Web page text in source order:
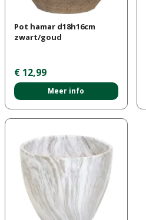
Pot hamar d18h16cm
zwart/goud
€ 12,99
Meer info